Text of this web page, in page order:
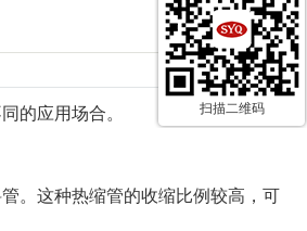
的应用场合。
。这种热缩管的收缩比例较高，可
扫描二维码